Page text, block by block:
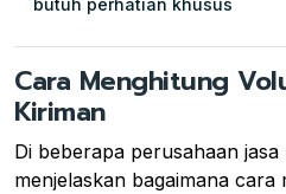
Cara Menghitung
Kiriman
Di beberapa perusahaan
menjelaskan bagaimana